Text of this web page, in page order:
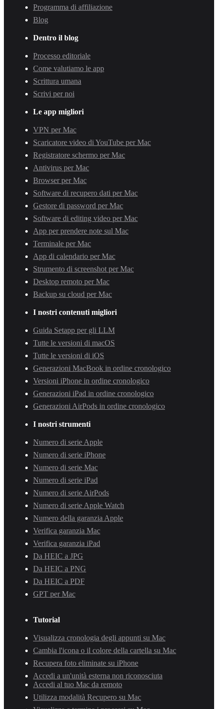
Programma di affiliazione
Blog
Dentro il blog
Processo editoriale
Come valutiamo le app
Scrittura umana
Scrivi per noi
Le app migliori
VPN per Mac
Scaricatore video di YouTube per Mac
Registratore schermo per Mac
Antivirus per Mac
Browser per Mac
Software di recupero dati per Mac
Gestore di password per Mac
Software di editing video per Mac
App per prendere note sul Mac
Terminale per Mac
App di calendario per Mac
Strumento di screenshot per Mac
Desktop remoto per Mac
Backup su cloud per Mac
I nostri contenuti migliori
Guida Setapp per gli LLM
Tutte le versioni di macOS
Tutte le versioni di iOS
Generazioni MacBook in ordine cronologico
Versioni iPhone in ordine cronologico
Generazioni iPad in ordine cronologico
Generazioni AirPods in ordine cronologico
I nostri strumenti
Numero di serie Apple
Numero di serie iPhone
Numero di serie Mac
Numero di serie iPad
Numero di serie AirPods
Numero di serie Apple Watch
Numero della garanzia Apple
Verifica garanzia Mac
Verifica garanzia iPad
Da HEIC a JPG
Da HEIC a PNG
Da HEIC a PDF
GPT per Mac
Tutorial
Visualizza cronologia degli appunti su Mac
Cambia l'icona o il colore della cartella su Mac
Recupera foto eliminate su iPhone
Accedi a un'unità esterna non riconosciuta
Accedi al tuo Mac da remoto
Utilizza modalità Recupero su Mac